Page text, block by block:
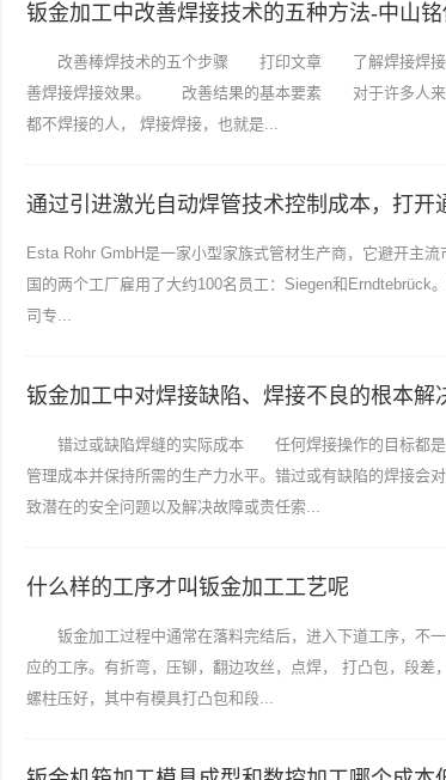
钣金加工中改善焊接技术的五种方法-中山
改善棒焊技术的五个步骤 打印文章 了解焊接焊接技
善焊接焊接效果。 改善结果的基本要素 对于许多人来
都不焊接的人， 焊接焊接，也就是...
通过引进激光自动焊管技术控制成本，打开
Esta Rohr GmbH是一家小型家族式管材生产商，它避开主
国的两个工厂雇用了大约100名员工：Siegen和Erndtebrück
司专...
钣金加工中对焊接缺陷、焊接不良的根本解
错过或缺陷焊缝的实际成本 任何焊接操作的目标都是
管理成本并保持所需的生产力水平。错过或有缺陷的焊接会
致潜在的安全问题以及解决故障或责任索...
什么样的工序才叫钣金加工工艺呢
钣金加工过程中通常在落料完结后，进入下道工序，不一
应的工序。有折弯，压铆，翻边攻丝，点焊， 打凸包，段差
螺柱压好，其中有模具打凸包和段...